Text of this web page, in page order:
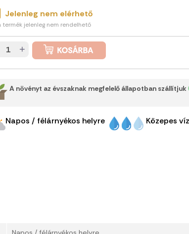
Jelenleg nem elérhető
termék jelenleg nem rendelhető
+
A növényt az évszaknak megfelelő állapotban szállítjuk
Napos / félárnyékos helyre Közepes